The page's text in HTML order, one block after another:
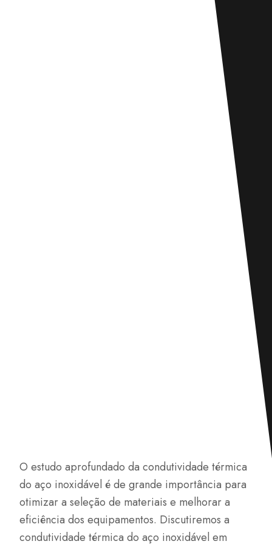
O estudo aprofundado da condutividade térmica
do aço inoxidável é de grande importância para
otimizar a seleção de materiais e melhorar a
eficiência dos equipamentos. Discutiremos a
condutividade térmica do aço inoxidável em